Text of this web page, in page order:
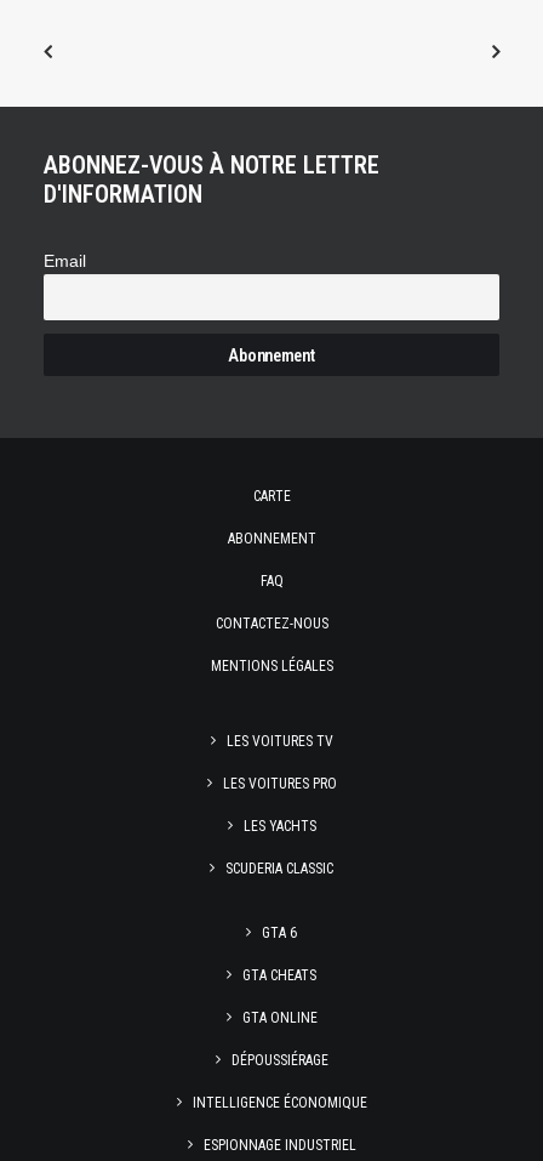
ABONNEZ-VOUS À NOTRE LETTRE
D'INFORMATION
Email
CARTE
ABONNEMENT
FAQ
CONTACTEZ-NOUS
MENTIONS LÉGALES
LES VOITURES TV
LES VOITURES PRO
LES YACHTS
SCUDERIA CLASSIC
GTA 6
GTA CHEATS
GTA ONLINE
DÉPOUSSIÉRAGE
INTELLIGENCE ÉCONOMIQUE
ESPIONNAGE INDUSTRIEL